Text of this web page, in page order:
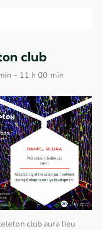
club
- 11 h 00 min
club aura lieu